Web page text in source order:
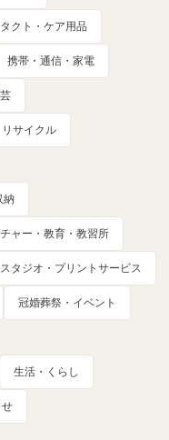
クト・ケア用品
携帯・通信・家電
リサイクル
納
ャー・教育・教習所
タジオ・プリントサービス
冠婚葬祭・イベント
生活・くらし